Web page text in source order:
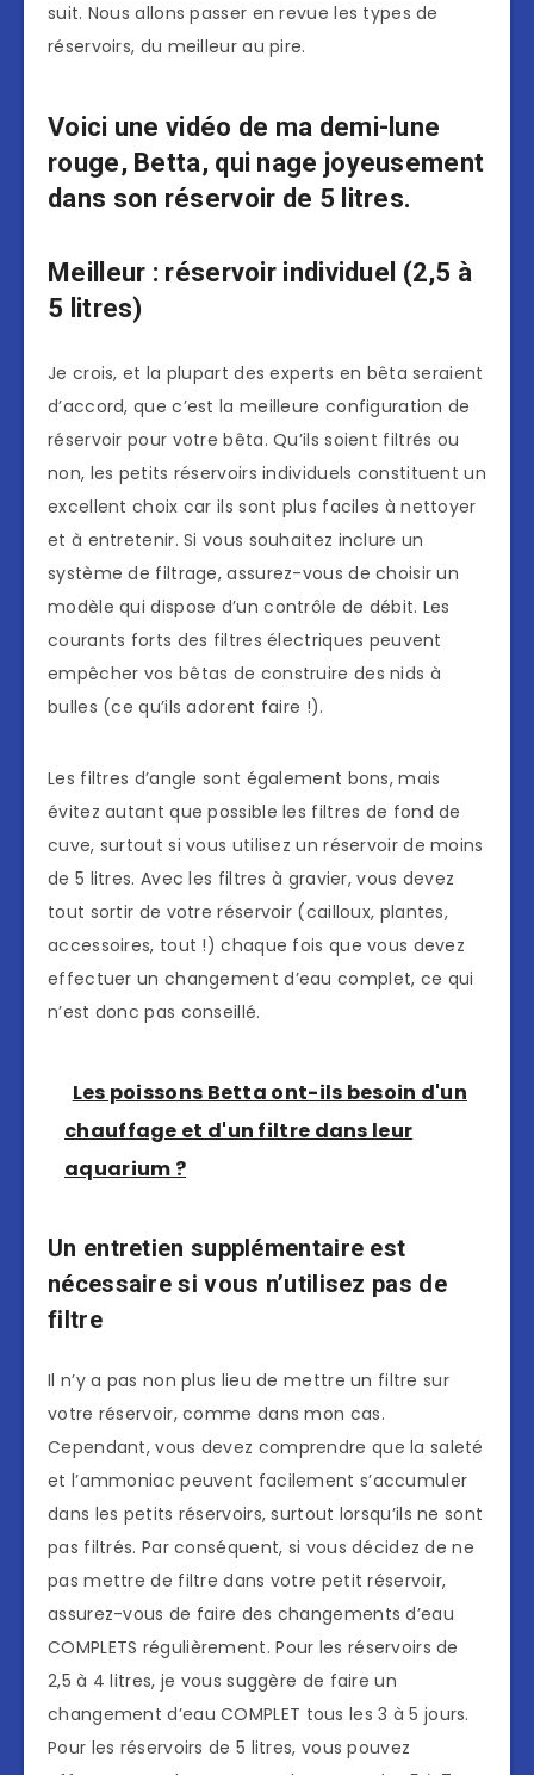
suit. Nous allons passer en revue les types de
réservoirs, du meilleur au pire.
Voici une vidéo de ma demi-lune
rouge, Betta, qui nage joyeusement
dans son réservoir de 5 litres.
Meilleur : réservoir individuel (2,5 à
5 litres)
Je crois, et la plupart des experts en bêta seraient
d’accord, que c’est la meilleure configuration de
réservoir pour votre bêta. Qu’ils soient filtrés ou
non, les petits réservoirs individuels constituent un
excellent choix car ils sont plus faciles à nettoyer
et à entretenir. Si vous souhaitez inclure un
système de filtrage, assurez-vous de choisir un
modèle qui dispose d’un contrôle de débit. Les
courants forts des filtres électriques peuvent
empêcher vos bêtas de construire des nids à
bulles (ce qu’ils adorent faire !).
Les filtres d’angle sont également bons, mais
évitez autant que possible les filtres de fond de
cuve, surtout si vous utilisez un réservoir de moins
de 5 litres. Avec les filtres à gravier, vous devez
tout sortir de votre réservoir (cailloux, plantes,
accessoires, tout !) chaque fois que vous devez
effectuer un changement d’eau complet, ce qui
n’est donc pas conseillé.
Les poissons Betta ont-ils besoin d'un
chauffage et d'un filtre dans leur
aquarium ?
Un entretien supplémentaire est
nécessaire si vous n’utilisez pas de
filtre
Il n’y a pas non plus lieu de mettre un filtre sur
votre réservoir, comme dans mon cas.
Cependant, vous devez comprendre que la saleté
et l’ammoniac peuvent facilement s’accumuler
dans les petits réservoirs, surtout lorsqu’ils ne sont
pas filtrés. Par conséquent, si vous décidez de ne
pas mettre de filtre dans votre petit réservoir,
assurez-vous de faire des changements d’eau
COMPLETS régulièrement. Pour les réservoirs de
2,5 à 4 litres, je vous suggère de faire un
changement d’eau COMPLET tous les 3 à 5 jours.
Pour les réservoirs de 5 litres, vous pouvez